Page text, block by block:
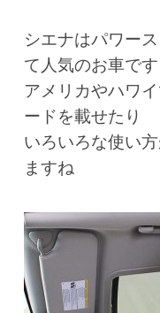
シエナはパワー
て人気のお車です
アメリカやハワ
ードを載せたり
いろいろな使い
ますね